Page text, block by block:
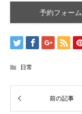
予約フォーム
日常